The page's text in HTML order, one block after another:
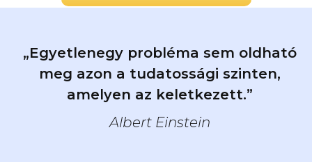
„Egyetlenegy probléma sem oldható
meg azon a tudatossági szinten,
amelyen az keletkezett.”
Albert Einstein